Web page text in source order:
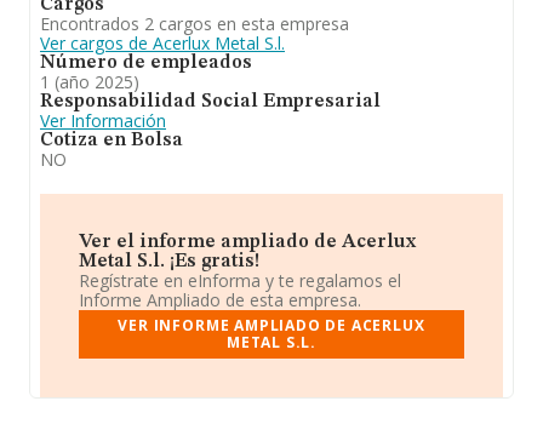
2024.
Cargos
Encontrados 2 cargos en esta empresa
Ver cargos de Acerlux Metal S.l.
Número de empleados
1 (año 2025)
Responsabilidad Social Empresarial
Ver Información
Cotiza en Bolsa
NO
Ver el informe ampliado de Acerlux
Metal S.l. ¡Es gratis!
Regístrate en eInforma y te regalamos el
Informe Ampliado de esta empresa.
VER INFORME AMPLIADO DE ACERLUX
METAL S.L.